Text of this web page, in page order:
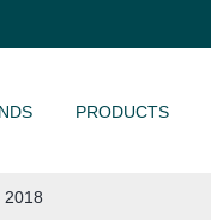
PRODUCTS
2018